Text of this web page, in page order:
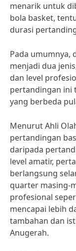
menarik untuk
bola basket,
durasi
Pada umumnya,
menjadi dua
dan level
pertandingan ini
yang berbeda
Menurut Ahli
pertandingan
daripada
level amatir,
berlangsung
quarter masing-
profesional
mencapai lebih
tambahan dan
Anugerah.